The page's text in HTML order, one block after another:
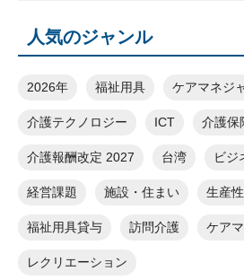
人気のジャンル
2026年 福祉用具 ケアマネジ
介護テクノロジー ICT 介護保
介護報酬改定 2027 台湾 ビジ
経営課題 施設・住まい 生産
福祉用具貸与 訪問介護 ケア
レクリエーション